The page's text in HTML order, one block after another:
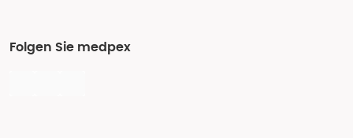
Folgen Sie medpex